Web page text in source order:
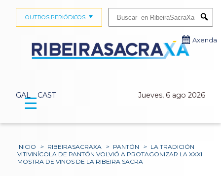
GAL CAST Jueves, 6 ago 2026
OUTROS PERIÓDICOS
Axenda
☰
INICIO > RIBEIRASACRAXA > PANTÓN > LA TRADICIÓN
VITIVINÍCOLA DE PANTÓN VOLVIÓ A PROTAGONIZAR LA XXXI
MOSTRA DE VINOS DE LA RIBEIRA SACRA